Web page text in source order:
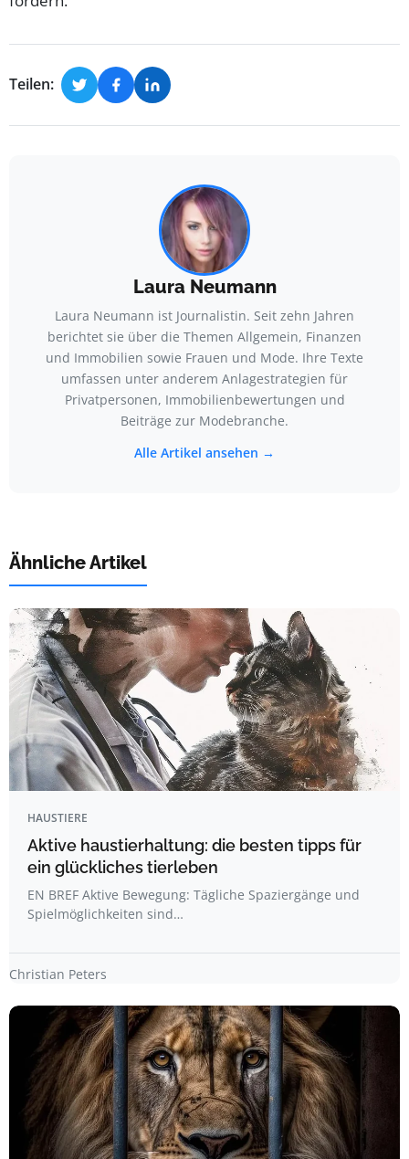
Teilen:
Laura Neumann
Laura Neumann ist Journalistin. Seit zehn Jahren
berichtet sie über die Themen Allgemein, Finanzen
und Immobilien sowie Frauen und Mode. Ihre Texte
umfassen unter anderem Anlagestrategien für
Privatpersonen, Immobilienbewertungen und
Beiträge zur Modebranche.
Alle Artikel ansehen →
Ähnliche Artikel
HAUSTIERE
Aktive haustierhaltung: die besten tipps für
ein glückliches tierleben
EN BREF Aktive Bewegung: Tägliche Spaziergänge und
Spielmöglichkeiten sind…
Christian Peters